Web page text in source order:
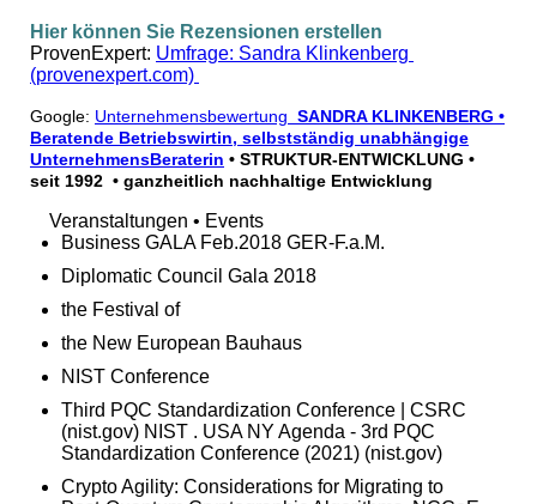
Hier können Sie Rezensionen erstellen
ProvenExpert: Umfrage: Sandra Klinkenberg
(provenexpert.com)
Google: Unternehmensbewertung SANDRA KLINKENBERG •
Beratende Betriebswirtin, selbstständig unabhängige
UnternehmensBeraterin • STRUKTUR-ENTWICKLUNG •
seit 1992 • ganzheitlich nachhaltige Entwicklung
Veranstaltungen • Events
Business GALA Feb.2018 GER-F.a.M.
Diplomatic Council Gala 2018
the Festival of
the New European Bauhaus
NIST Conference
Third PQC Standardization Conference | CSRC
(nist.gov) NIST . USA NY Agenda - 3rd PQC
Standardization Conference (2021) (nist.gov)
Crypto Agility: Considerations for Migrating to